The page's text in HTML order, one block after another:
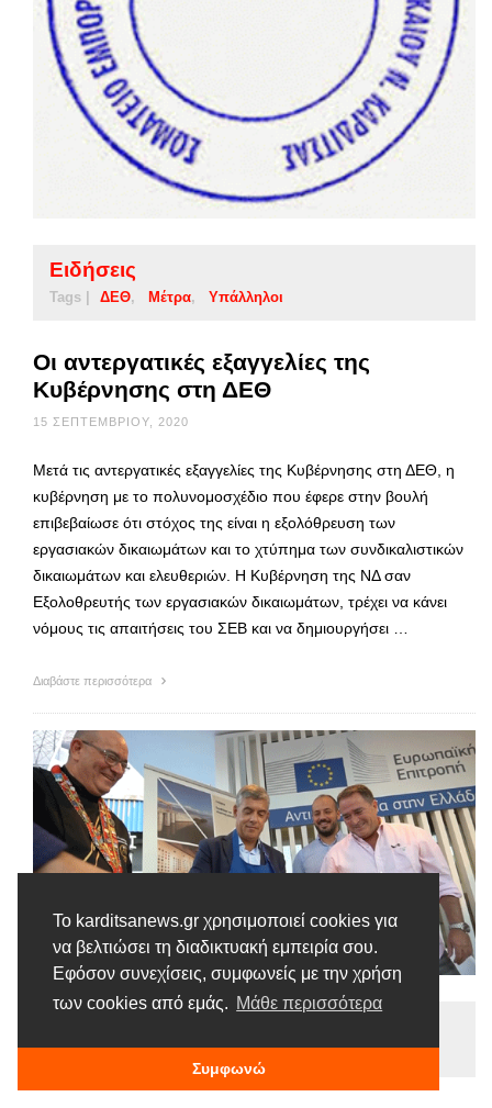
Το karditsanews.gr χρησιμοποιεί cookies για
να βελτιώσει τη διαδικτυακή εμπειρία σου.
Εφόσον συνεχίσεις, συμφωνείς με την χρήση
των cookies από εμάς. Μάθε περισσότερα
Συμφωνώ
Ειδήσεις
Tags | ΔΕΘ Μέτρα Υπάλληλοι
Οι αντεργατικές εξαγγελίες της
Κυβέρνησης στη ΔΕΘ
15 ΣΕΠΤΕΜΒΡΊΟΥ, 2020
Μετά τις αντεργατικές εξαγγελίες της Κυβέρνησης στη ΔΕΘ, η
κυβέρνηση με το πολυνομοσχέδιο που έφερε στην βουλή
επιβεβαίωσε ότι στόχος της είναι η εξολόθρευση των
εργασιακών δικαιωμάτων και το χτύπημα των συνδικαλιστικών
δικαιωμάτων και ελευθεριών. Η Κυβέρνηση της ΝΔ σαν
Εξολοθρευτής των εργασιακών δικαιωμάτων, τρέχει να κάνει
νόμους τις απαιτήσεις του ΣΕΒ και να δημιουργήσει …
Διαβάστε περισσότερα
Tags | ΔΕΘ Περιφέρεια ΠΟΠ